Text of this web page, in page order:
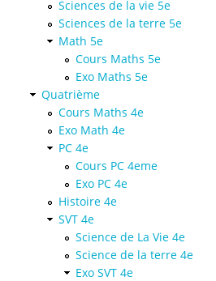
Sciences de la vie 5e
Sciences de la terre 5e
Math 5e
Cours Maths 5e
Exo Maths 5e
Quatrième
Cours Maths 4e
Exo Math 4e
PC 4e
Cours PC 4eme
Exo PC 4e
Histoire 4e
SVT 4e
Science de La Vie 4e
Science de la terre 4e
Exo SVT 4e